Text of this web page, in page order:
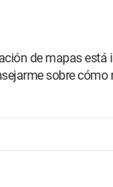
de mapas está
sobre cómo